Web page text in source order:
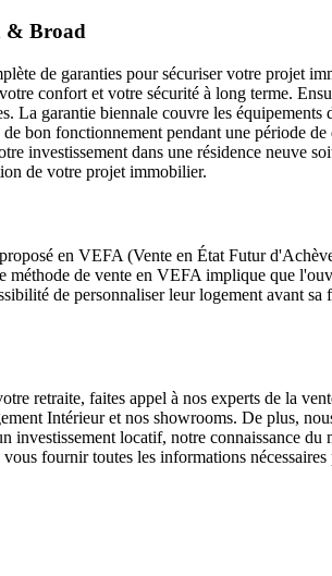
& Broad
de garanties pour sécuriser votre projet
confort et votre sécurité à long terme.
garantie biennale couvre les
bon fonctionnement pendant une période
investissement dans une résidence neuve
de votre projet immobilier.
en VEFA (Vente en État Futur
de vente en VEFA implique que
de personnaliser leur logement avant
retraite, faites appel à nos experts de la
Intérieur et nos showrooms. De plus,
locatif, notre connaissance
fournir toutes les informations